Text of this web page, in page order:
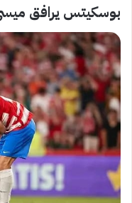
بوسكيتس يرافق